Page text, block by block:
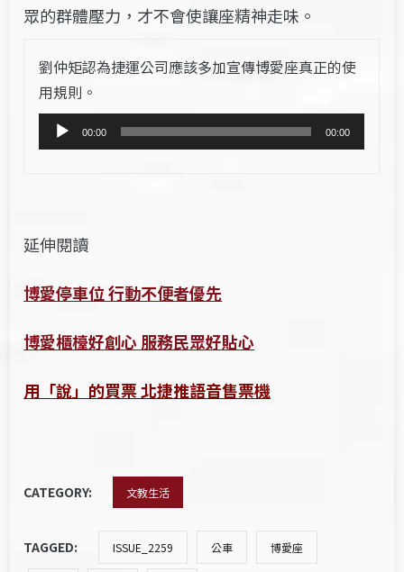
眾的群體壓力，才不會使讓座精神走味。
劉仲矩認為捷運公司應該多加宣傳博愛座真正的使
用規則。
訊
00:00 00:00
延伸閱讀
博愛停車位 行動不便者優先
博愛櫃檯好創心 服務民眾好貼心
用「說」的買票 北捷推語音售票機
CATEGORY: 文教生活
TAGGED: ISSUE_2259 公車 博愛座